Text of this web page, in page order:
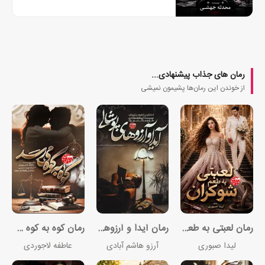
رمان های جذاب پیشنهادی...
از خوندن این رمان‌ها پشیمون نمیشی
رمان لعبتی به طعم شوکران
لیدا صبوری
رمان آیدا و آرزوهای پوشالی
آرزو هاشم آبادی
رمان کوه به کوه می‌رسد
عاطفه لاجوردی